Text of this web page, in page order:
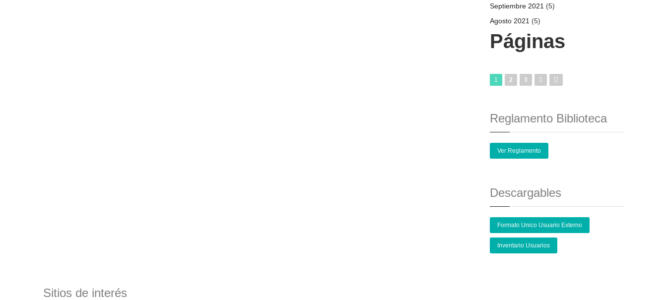
Septiembre 2021 (5)
Agosto 2021 (5)
Páginas
1 2 3
Reglamento Biblioteca
Ver Reglamento
Descargables
Formato Unico Usuario Externo
Inventario Usuarios
Sitios de interés